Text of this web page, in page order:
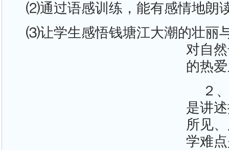
⑵通过语感训练，能有感情地朗
⑶让学生感悟钱塘江大潮的壮丽
对自
的热
２
是讲
所见
学难